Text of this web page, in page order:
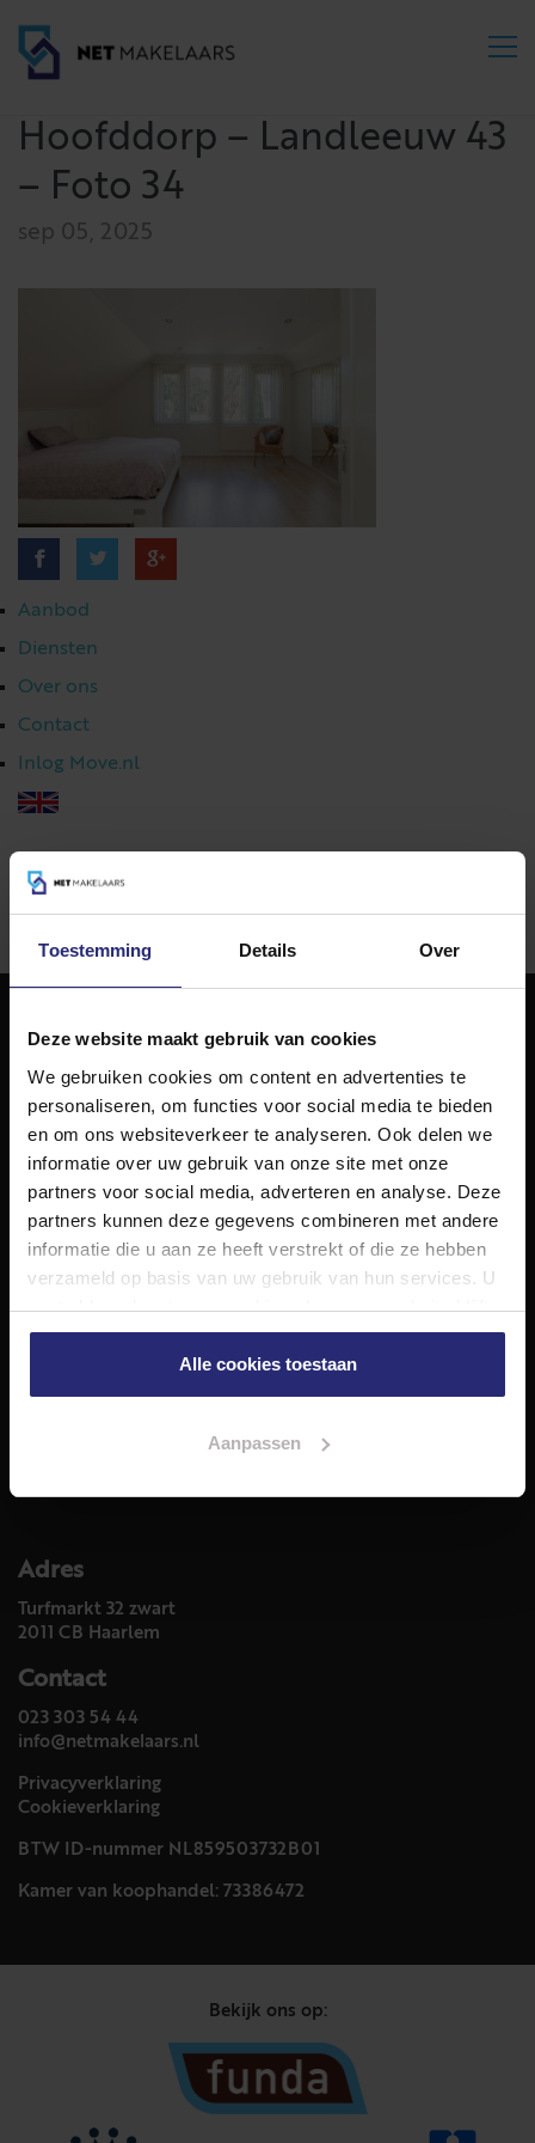
Toestemming Details Over
Deze website maakt gebruik van cookies
We gebruiken cookies om content en advertenties te
personaliseren, om functies voor social media te bieden
en om ons websiteverkeer te analyseren. Ook delen we
informatie over uw gebruik van onze site met onze
partners voor social media, adverteren en analyse. Deze
partners kunnen deze gegevens combineren met andere
informatie die u aan ze heeft verstrekt of die ze hebben
verzameld op basis van uw gebruik van hun services. U
gaat akkoord met onze cookies als u onze website blijft
gebruiken.
Alle cookies toestaan
Aanpassen
Hoofddorp – Landleeuw 43
– Foto 34
sep 05, 2025
Aanbod
Diensten
Over ons
Contact
Inlog Move.nl
023 303 54 44
NET Makelaars
NET Makelaars is een modern makelaarskantoor met
decennialange ervaring in het vak en diepgaande kennis
van de huizenmarkt in Haarlem en omstreken.
Volg ons op
Diensten
Aankoop
Meer informatie over
Adres
Turfmarkt 32 zwart
2011 CB Haarlem
Contact
023 303 54 44
info@netmakelaars.nl
Privacyverklaring
Cookieverklaring
BTW ID-nummer NL859503732B01
Kamer van koophandel: 73386472
Bekijk ons op: